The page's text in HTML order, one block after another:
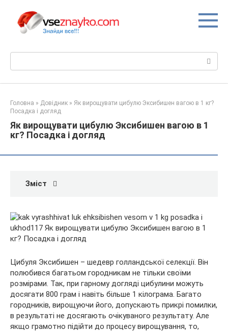
вмісту
Головна » Довідник » Як вирощувати цибулю Эксибишен вагою в 1 кг?
Посадка і догляд
Як вирощувати цибулю Эксибишен вагою в 1
кг? Посадка і догляд
Зміст
Цибуля Эксибишен – шедевр голландської селекції. Він
полюбився багатьом городникам не тільки своїми
розмірами. Так, при гарному догляді цибулини можуть
досягати 800 грам і навіть більше 1 кілограма. Багато
городників, вирощуючи його, допускають прикрі помилки,
в результаті не досягають очікуваного результату. Але
якщо грамотно підійти до процесу вирощування, то,